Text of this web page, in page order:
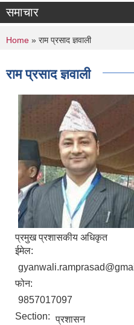
समाचार
You are here
Home » राम प्रसाद ज्ञवाली
राम प्रसाद ज्ञवाली
प्रमुख प्रशासकीय अधिकृत
ईमेल:
फोन:
9857017097
Section: प्रशासन